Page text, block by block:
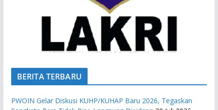
BERITA TERBARU
PWOIN Gelar Diskusi KUHP/KUHAP Baru 2026, Tegaskan